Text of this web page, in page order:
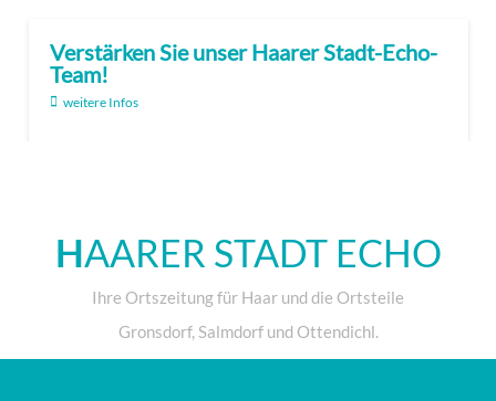
Verstärken Sie unser Haarer Stadt-Echo-
Team!
weitere Infos
HAARER STADT ECHO
Ihre Ortszeitung für Haar und die Ortsteile
Gronsdorf, Salmdorf und Ottendichl.